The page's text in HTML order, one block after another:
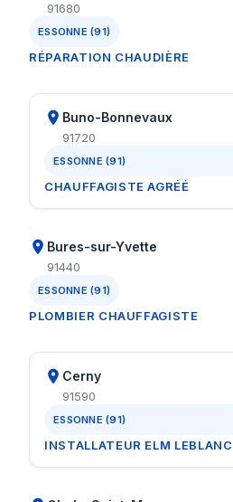
91680
ESSONNE (91)
RÉPARATION CHAUDIÈRE
Buno-Bonnevaux
91720
ESSONNE (91)
CHAUFFAGISTE AGRÉÉ
Bures-sur-Yvette
91440
ESSONNE (91)
PLOMBIER CHAUFFAGISTE
Cerny
91590
ESSONNE (91)
INSTALLATEUR ELM LEBLANC